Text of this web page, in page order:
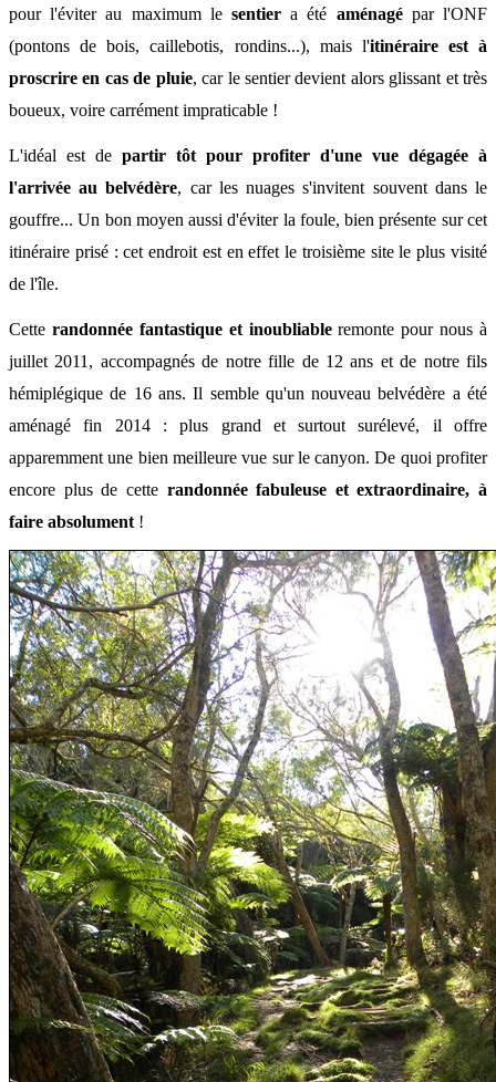
pour l'éviter au maximum lesentier a été aménagépar l'ONF
(pontons de bois, caillebotis, rondins...), mais l'itinéraire est à
proscrire en cas de pluie, car le sentier devient alors glissant et très
boueux, voire carrément impraticable !
L'idéal est de partir tôt pour profiter d'une vue dégagée à
l'arrivée au belvédère, car les nuages s'invitent souvent dans le
gouffre... Un bon moyen aussi d'éviter la foule, bien présente sur cet
itinéraire prisé : cet endroit est en effet le troisième site le plus visité
de l'île.
Cette randonnée fantastique et inoubliableremonte pour nous à
juillet 2011, accompagnés de notre fille de 12 ans et de notre fils
hémiplégique de 16 ans. Il semble qu'un nouveau belvédère a été
aménagéfin 2014 : plus grand et surtout surélevé, il offre
apparemment une bien meilleure vue sur le canyon. De quoi profiter
encore plus de cette randonnée fabuleuse et extraordinaire, à
faire absolument !